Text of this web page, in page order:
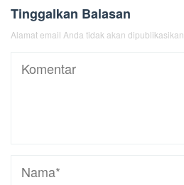
Tinggalkan Balasan
Alamat email Anda tidak akan dipublikasikan.